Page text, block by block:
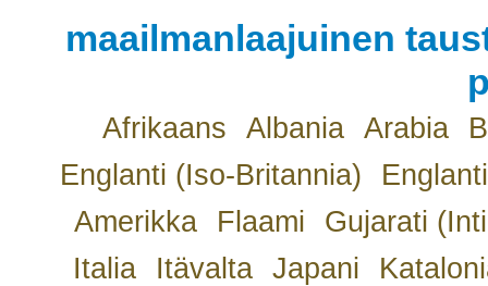
maailmanlaajuinen
Afrikaans Albania Arabia
Englanti (Iso-Britannia)
Amerikka
Flaami
Gujarati
Italia
Itävalta Japani